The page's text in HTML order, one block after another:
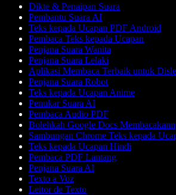
Dikte & Penaipan Suara
Pembantu Suara AI
Teks kepada Ucapan PDF Android
Pembaca Teks kepada Ucapan
Penjana Suara Wanita
Penjana Suara Lelaki
Aplikasi Membaca Terbaik untuk
Penjana Suara Robot
Teks kepada Ucapan Anime
Penukar Suara AI
Pembaca Audio PDF
Bolehkah Google Docs
Sambungan Chrome Teks kepada
Teks kepada Ucapan Hindi
Pembaca PDF Lantang
Penjana Suara AI
Texto a Voz
Leitor de Texto